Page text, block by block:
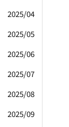
2025/04
2025/05
2025/06
2025/07
2025/08
2025/09